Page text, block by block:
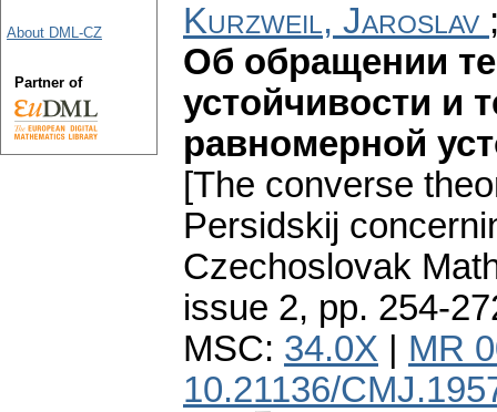
Kurzweil, Jaroslav
Об обращении
устойчивости и
равномерной
[The converse
Persidskij
Czechoslovak
issue 2, pp. 254-
MSC: 34.0X
MR
10.21136/
About DML-CZ
Partner of